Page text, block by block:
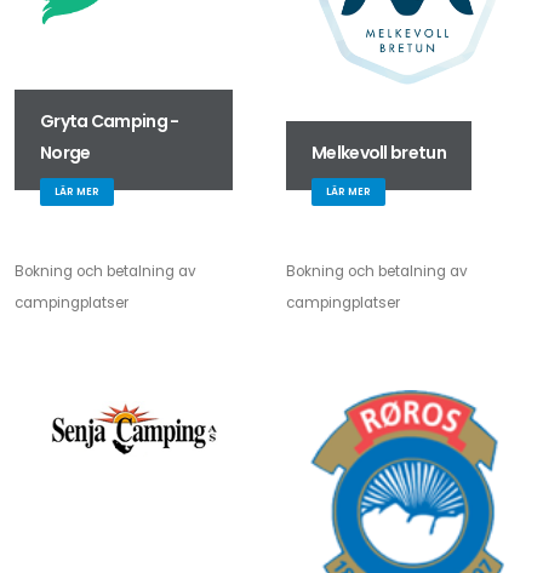
Gryta Camping -
Norge
LÄR MER
Bokning och betalning av
campingplatser
Melkevoll bretun
LÄR MER
Bokning och betalning av
campingplatser